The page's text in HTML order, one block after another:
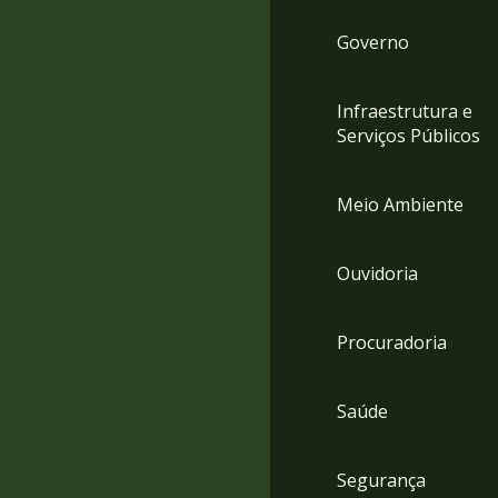
Governo
Infraestrutura e
Serviços Públicos
Meio Ambiente
Ouvidoria
Procuradoria
Saúde
Segurança